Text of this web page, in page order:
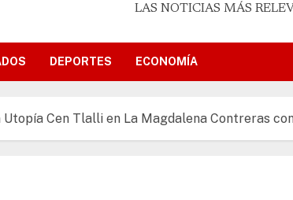
LAS NOTICIAS MÁS
DEPORTES ECONOMÍA
Utopía Cen Tlalli en La Magdalena Contreras